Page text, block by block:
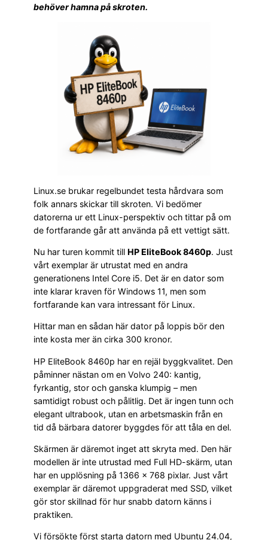
behöver hamna på skroten.
Linux.se brukar regelbundet testa hårdvara som
folk annars skickar till skroten. Vi bedömer
datorerna ur ett Linux-perspektiv och tittar på om
de fortfarande går att använda på ett vettigt sätt.
Nu har turen kommit till HP EliteBook 8460p. Just
vårt exemplar är utrustat med en andra
generationens Intel Core i5. Det är en dator som
inte klarar kraven för Windows 11, men som
fortfarande kan vara intressant för Linux.
Hittar man en sådan här dator på loppis bör den
inte kosta mer än cirka 300 kronor.
HP EliteBook 8460p har en rejäl byggkvalitet. Den
påminner nästan om en Volvo 240: kantig,
fyrkantig, stor och ganska klumpig – men
samtidigt robust och pålitlig. Det är ingen tunn och
elegant ultrabook, utan en arbetsmaskin från en
tid då bärbara datorer byggdes för att tåla en del.
Skärmen är däremot inget att skryta med. Den här
modellen är inte utrustad med Full HD-skärm, utan
har en upplösning på 1366 × 768 pixlar. Just vårt
exemplar är däremot uppgraderat med SSD, vilket
gör stor skillnad för hur snabb datorn känns i
praktiken.
Vi försökte först starta datorn med Ubuntu 24.04,